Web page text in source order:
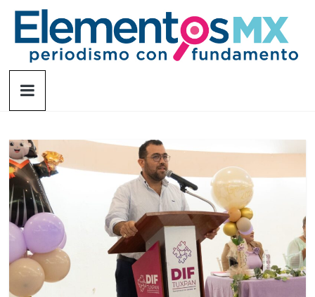
Saltar
contenido
Elementosmx
fundamento